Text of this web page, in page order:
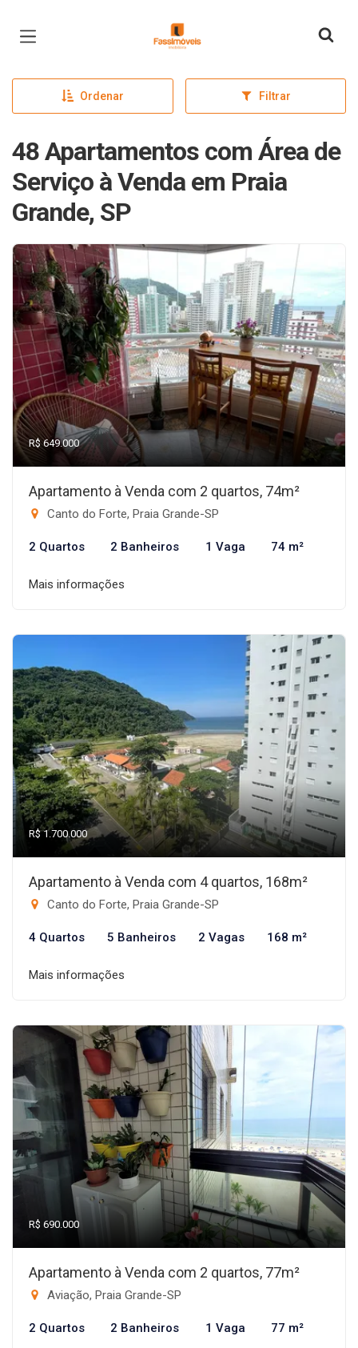
Página inicial
Ordenar Filtrar
48 Apartamentos com Área de
Serviço à Venda em Praia
Grande, SP
R$ 649.000
Apartamento à Venda com 2 quartos, 74m²
Canto do Forte, Praia Grande-SP
2 Quartos 2 Banheiros 1 Vaga 74 m²
Mais informações
R$ 1.700.000
Apartamento à Venda com 4 quartos, 168m²
Canto do Forte, Praia Grande-SP
4 Quartos 5 Banheiros 2 Vagas 168 m²
Mais informações
R$ 690.000
Apartamento à Venda com 2 quartos, 77m²
Aviação, Praia Grande-SP
2 Quartos 2 Banheiros 1 Vaga 77 m²